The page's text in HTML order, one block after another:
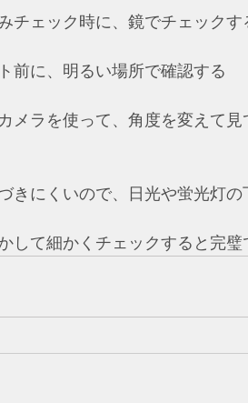
チェック時に、鏡でチェックす
前に、明るい場所で確認する
メラを使って、角度を変えて見
きにくいので、日光や蛍光灯の
して細かくチェックすると完璧